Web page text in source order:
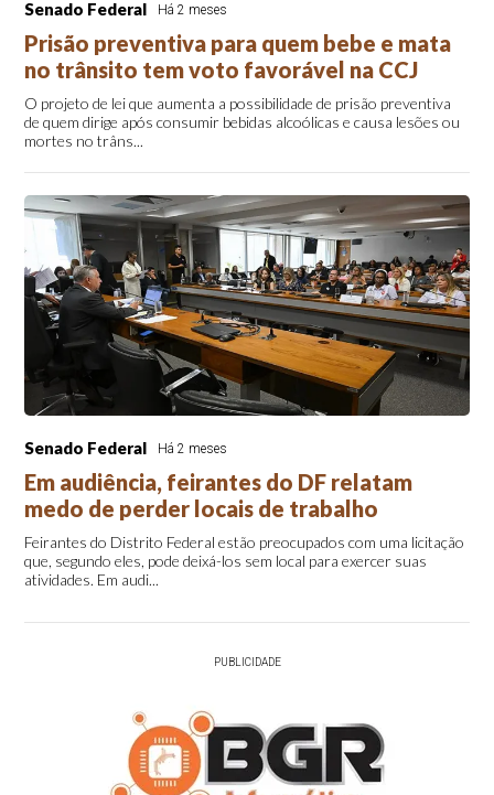
Senado Federal Há 2 meses
Prisão preventiva para quem bebe e mata
no trânsito tem voto favorável na CCJ
O projeto de lei que aumenta a possibilidade de prisão preventiva
de quem dirige após consumir bebidas alcoólicas e causa lesões ou
mortes no trâns...
Senado Federal Há 2 meses
Em audiência, feirantes do DF relatam
medo de perder locais de trabalho
Feirantes do Distrito Federal estão preocupados com uma licitação
que, segundo eles, pode deixá-los sem local para exercer suas
atividades. Em audi...
PUBLICIDADE